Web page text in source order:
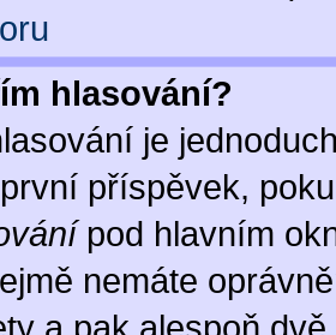
hlasování?
je
příspěvek,
pod hlavním
nemáte